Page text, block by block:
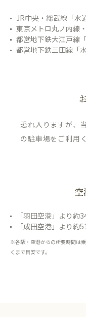
JR中央・総武線「水
東京メトロ丸ノ内線
都営地下鉄大江戸線
都営地下鉄三田線「
恐れ入りますが、
の駐車場をご利用
空
「羽田空港」より約
「成田空港」より約
※各駅・空港からの所要時間は
くまで目安です。